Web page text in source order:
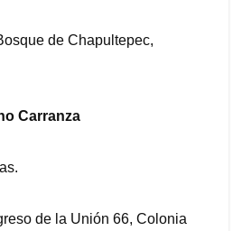
de Chapultepec,
Carranza
de la Unión 66, Colonia